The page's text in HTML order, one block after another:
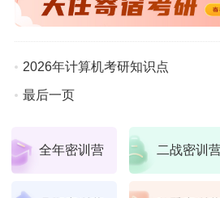
2026年计算机考研知识点
最后一页
全年密训营 二战密训